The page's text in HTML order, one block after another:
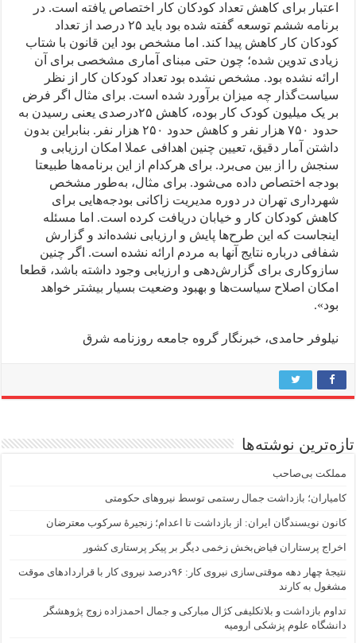
اعتبار برای کاهش تعداد کودکان کار اختصاص یافته است. در
برنامه ششم توسعه گفته شده بود باید ۲۵ درصد از تعداد
کودکان کار کاهش پیدا کند. اما مشخص بود این قانون با شتاب
زیادی تدوین شده؛ چون حتی مبنای آماری مشخصی برای آن
ارائه نشده بود. مشخص نشده بود تعداد کودکان کار از نظر
سیاست‌گذار چه میزان برآورد شده است. برای مثال اگر فرض
بر یک میلیون کودک کار بوده، کاهش ۲۵‌درصدی یعنی رسیدن به
حدود ۷۵۰ هزار نفر و کاهش حدود ۲۵۰ هزار نفر. بنابراین بدون
داشتن آمار دقیق، تعیین چنین اهدافی عملا امکان ارزیابی و
سنجش را از بین می‌برد. برای هرکدام از این برنامه‌ها طبیعتا
بودجه اختصاص داده می‌شود. برای مثال، به‌طور مشخص
شهرداری تهران در دوره مدیریت زاکانی بودجه‌هایی برای
کاهش کودکان کار و خیابان دریافت کرده است. اما مسئله
اینجاست که این طرح‌ها پایش و ارزیابی نشده‌اند و گزارش
شفافی درباره نتایج آنها به مردم ارائه نشده است. اگر چنین
سازوکاری برای گزارش‌دهی و ارزیابی وجود داشته باشد، قطعا
امکان اصلاح سیاست‌ها و بهبود وضعیت بسیار بیشتر خواهد
بود».
نیلوفر حامدی، خبرنگار گروه جامعه روزنامه شرق
تازه‌ترین نوشته‌ها
مملکت بی‌صاحب
کامیاران؛ بازداشت جمال رستمی توسط نیروهای حکومتی
کانون نویسندگان ایران: از بازداشت تا اعدام؛ زنجیرۀ سرکوب معترضان
اخراج پرستاران فیاض‌بخش زخمی دیگر بر پیکر پرستاری کشور
نتیجهٔ چهار دهه موقتی‌سازی نیروی کار: ۹۶درصد نیروی کار با قراردادهای موقت
مشغول به کارند
تداوم بازداشت و بلاتکلیفی کژال مبارکی و جمال احمدزاده زوج پژوهشگر
دانشگاه علوم پزشکی ارومیه